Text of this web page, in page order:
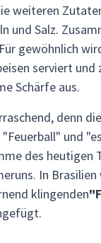
weiteren
und Salz.
gewöhnlich
serviert und
Schärfe aus.
denn
und
des heutigen
In
klingenden